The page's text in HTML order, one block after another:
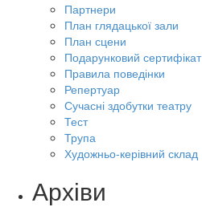
Партнери
План глядацької зали
План сцени
Подарунковий сертифікат
Правила поведінки
Репертуар
Сучасні здобутки театру
Тест
Трупа
Художньо-керівний склад
Архіви